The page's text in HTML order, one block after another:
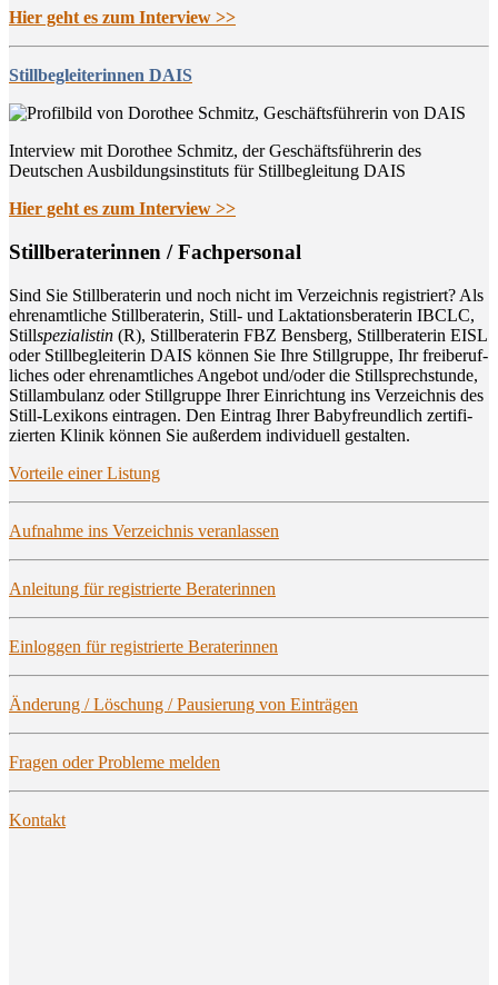
Hier geht es zum Interview >>
Stillbegleiterinnen DAIS
Interview mit Dorothee Schmitz, der Geschäftsführerin des
Deutschen Ausbildungsinstituts für Stillbegleitung DAIS
Hier geht es zum Interview >>
Still­be­ra­te­rin­nen / Fachpersonal
Sind Sie Still­be­ra­te­rin und noch nicht im Ver­zeich­nis regis­triert? Als
ehren­amt­li­che Still­be­ra­te­rin, Still- und Lak­ta­ti­ons­be­ra­te­rin IBCLC,
Stillspe­zia­lis­tin (R), Still­be­ra­te­rin FBZ Bens­berg, Still­be­ra­te­rin EISL
oder Still­be­glei­te­rin DAIS kön­nen Sie Ihre Still­grup­pe, Ihr frei­be­ruf­
li­ches oder ehren­amt­li­ches Ange­bot und/oder die Still­sprech­stun­de,
Still­am­bu­lanz oder Still­grup­pe Ihrer Ein­rich­tung ins Ver­zeich­nis des
Still-Lexi­kons ein­tra­gen. Den Ein­trag Ihrer Baby­freund­lich zer­ti­fi­
zier­ten Kli­nik kön­nen Sie außer­dem indi­vi­du­ell gestalten.
Vor­tei­le einer Listung
Auf­nah­me ins Ver­zeich­nis veranlassen
Anlei­tung für regis­trier­te Beraterinnen
Ein­log­gen für regis­trier­te Beraterinnen
Ände­rung / Löschung / Pau­sie­rung von Einträgen
Fra­gen oder Pro­ble­me melden
Kon­takt